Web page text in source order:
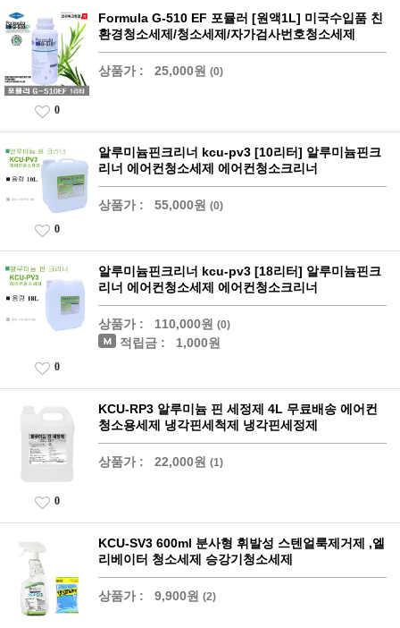
Formula G-510 EF 포뮬러 [원액1L] 미국수입품 친
환경청소세제/청소세제/자가검사번호청소세제
상품가 : 25,000원 (0)
0
알루미늄핀크리너 kcu-pv3 [10리터] 알루미늄핀크
리너 에어컨청소세제 에어컨청소크리너
상품가 : 55,000원 (0)
0
알루미늄핀크리너 kcu-pv3 [18리터] 알루미늄핀크
리너 에어컨청소세제 에어컨청소크리너
상품가 : 110,000원 (0)
적립금 : 1,000원
0
KCU-RP3 알루미늄 핀 세정제 4L 무료배송 에어컨
청소용세제 냉각핀세척제 냉각핀세정제
상품가 : 22,000원 (1)
0
KCU-SV3 600ml 분사형 휘발성 스텐얼룩제거제 ,엘
리베이터 청소세제 승강기청소세제
상품가 : 9,900원 (2)